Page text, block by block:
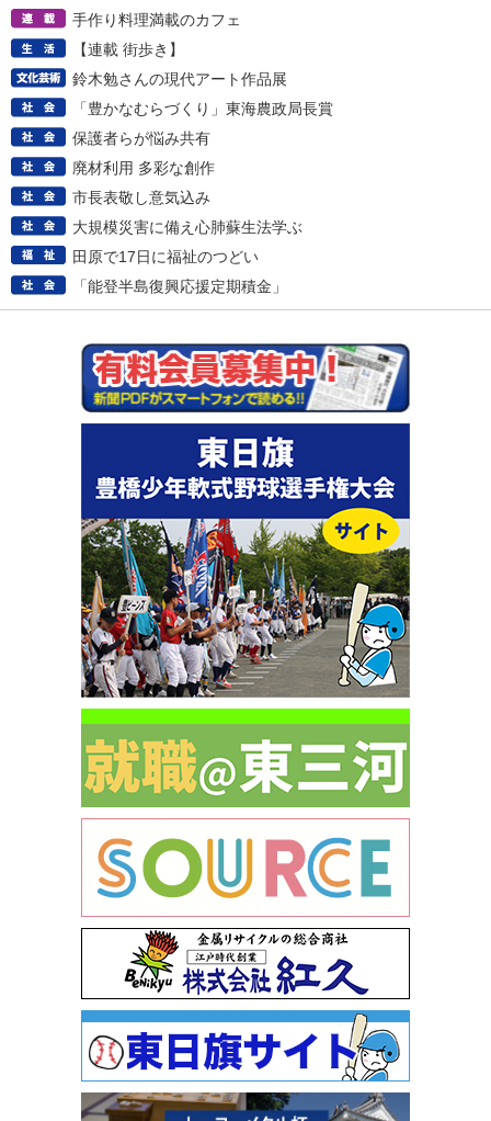
手作り料理満載のカフェ
【連載 街歩き】
鈴木勉さんの現代アート作品展
「豊かなむらづくり」東海農政局長賞
保護者らが悩み共有
廃材利用 多彩な創作
市長表敬し意気込み
大規模災害に備え心肺蘇生法学ぶ
田原で17日に福祉のつどい
「能登半島復興応援定期積金」